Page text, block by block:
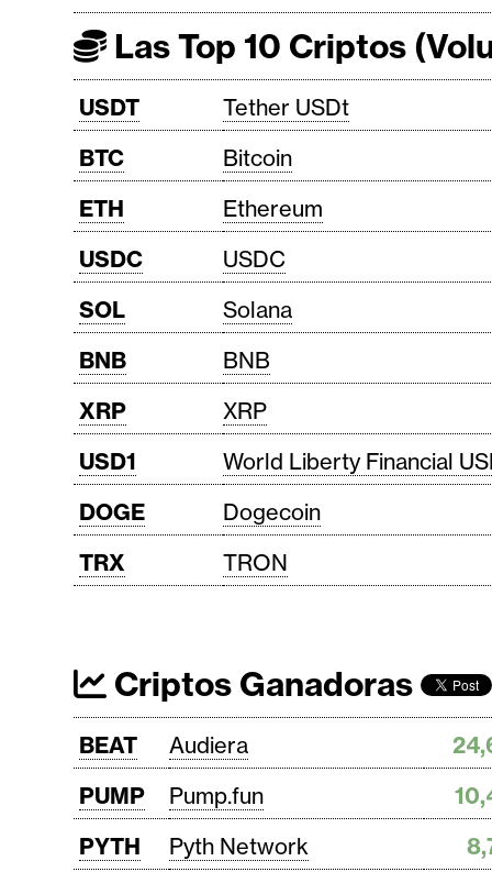
a
d
Las Top 10 Criptos
USDT Tether USDt
BTC
Bitcoin
ETH
Ethereum
USDC
USDC
SOL
Solana
BNB
BNB
XRP
XRP
USD1
World Liberty Financial
DOGE
Dogecoin
TRX
TRON
Criptos Ganadoras
BEAT Audiera
PUMP
Pump.fun
PYTH
Pyth Network